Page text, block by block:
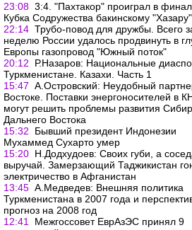
23:08 3:4. "Пахтакор" проиграл в
Кубка Содружества бакинскому "Хазару"
22:14 Трубо-повод для дружбы. Всего
неделю России удалось продвинуть в
Европы газопровод "Южный поток"
20:12
Р.Назаров: Национальные
Туркменистане. Казахи. Часть 1
15:47 А.Островский: Неудобный
Востоке. Поставки энергоносителей в
могут решить проблемы развития
Дальнего Востока
15:32
Бывший президент Индонезии
Мухаммед Сухарто умер
15:20 Н.Додхудоев: Своих губи, а
выручай. Замерзающий Таджикистан
электричество в Афганистан
13:45 А.Медведев: Внешняя политика
Туркменистана в 2007 года и
прогноз на 2008 год
12:41
Межгоссовет ЕврАзЭС принял 9